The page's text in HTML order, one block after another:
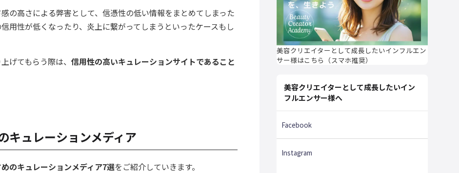
の高さによる弊害として、信憑性の低い情報をまとめてしまった
用性が低くなったり、炎上に繋がってしまうといったケースもし
げてもらう際は、 信用性の高いキュレーションサイトであること
キュレーションメディア
のキュレーションメディア7選をご紹介していきます。
美容クリエイターとして成長したいインフルエン
サー様はこちら（スマホ推奨）
美容クリエイターとして成長したいイン
フルエンサー様へ
Facebook
Instagram